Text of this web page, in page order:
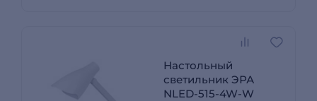
Настольный
светильник ЭРА
NLED-515-4W-W